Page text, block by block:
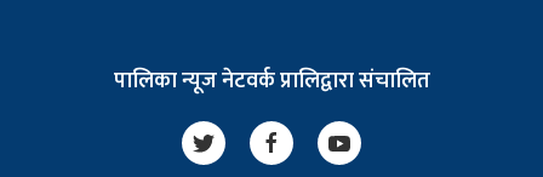
पालिका न्यूज नेटवर्क प्रालिद्वारा संचालित